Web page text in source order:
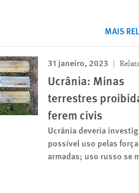
MAIS
31 janeiro, 2023
Ucrânia: Minas
terrestres
ferem civis
Ucrânia deveria
possível uso pelas
armadas; uso russo se